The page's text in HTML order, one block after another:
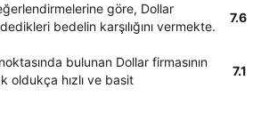
göre, Dollar
bedelin karşılığını vermekte.
7.6
bulunan Dollar firmasının
oldukça hızlı ve basit
7.1